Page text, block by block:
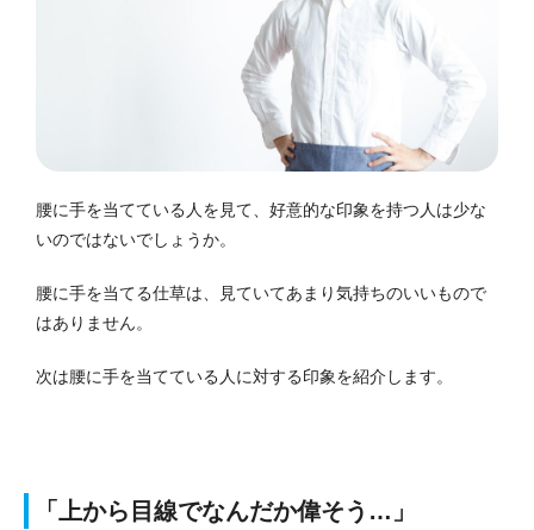
腰に手を当てている人を見て、好意的な印象を持つ人は少な
いのではないでしょうか。
腰に手を当てる仕草は、見ていてあまり気持ちのいいもので
はありません。
次は腰に手を当てている人に対する印象を紹介します。
「上から目線でなんだか偉そう…」